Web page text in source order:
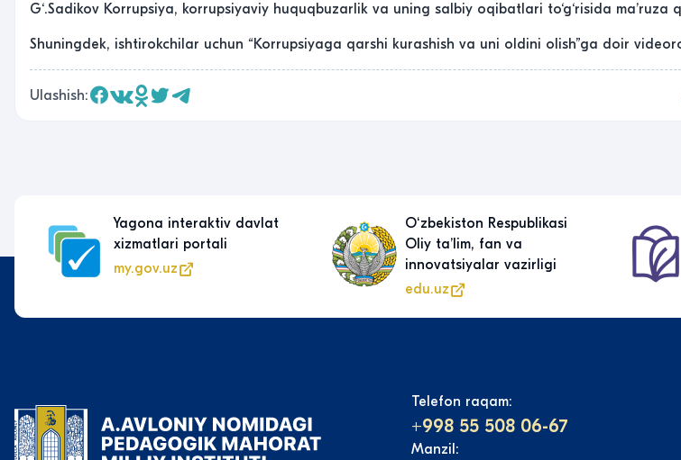
G‘.Sadikov Korrupsiya, korrupsiyaviy huquqbuzarlik va uning salbiy oqibatlari to‘g‘risida maʼruza
Shuningdek, ishtirokchilar uchun “Korrupsiyaga qarshi kurashish va uni oldini olish”ga doir
Ulashish:
Yagona interaktiv davlat
xizmatlari portali
my.gov.uz
Oʻzbekiston Respublikasi
Oliy taʼlim, fan va
innovatsiyalar vazirligi
edu.uz
Telefon raqam:
+998 55 508 06-67
Manzil: